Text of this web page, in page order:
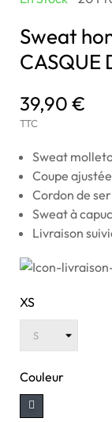
Sweat
CASQUE
39,90 €
TTC
Sweat
Coupe
Cordon de
Sweat à
Livraison
XS
Couleur